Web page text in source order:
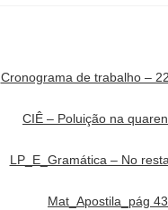
Cronograma de trabalho –
CIÊ – Poluição na
LP_E_Gramática – No
Mat_Apostila_pág 43